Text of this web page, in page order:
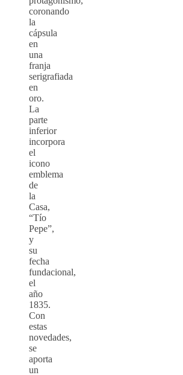
coronando
la
cápsula
en
una
franja
serigrafiada
en
oro.
La
parte
inferior
incorpora
el
icono
emblema
de
la
Casa,
“Tío
Pepe”,
y
su
fecha
fundacional,
el
año
1835.
Con
estas
novedades,
se
aporta
un